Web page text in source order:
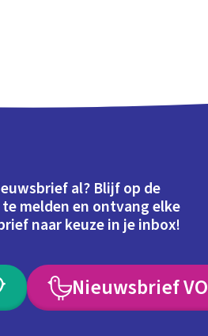
al? Blijf op de
melden en ontvang elke
naar keuze in je inbox!
Nieuwsbrief VO